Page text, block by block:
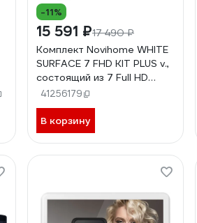
-11%
15 591 ₽17 490 ₽
Комплект Novihome WHITE
SURFACE 7 FHD KIT PLUS v.,
состоящий из 7 Full HD
видеодомофона, вызывной
панели со СКУД и
электромеханического
замка 4297
41256179
В корзину